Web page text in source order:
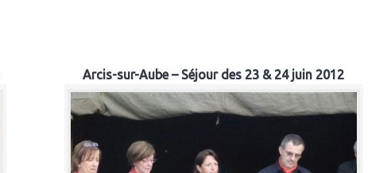
Arcis-sur-Aube – Séjour des 23 & 24 juin 2012